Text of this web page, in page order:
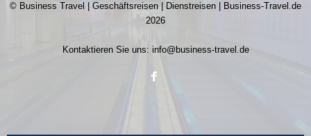
© Business Travel | Geschäftsreisen | Dienstreisen | Business-Travel.de
2026
Kontaktieren Sie uns: info@business-travel.de